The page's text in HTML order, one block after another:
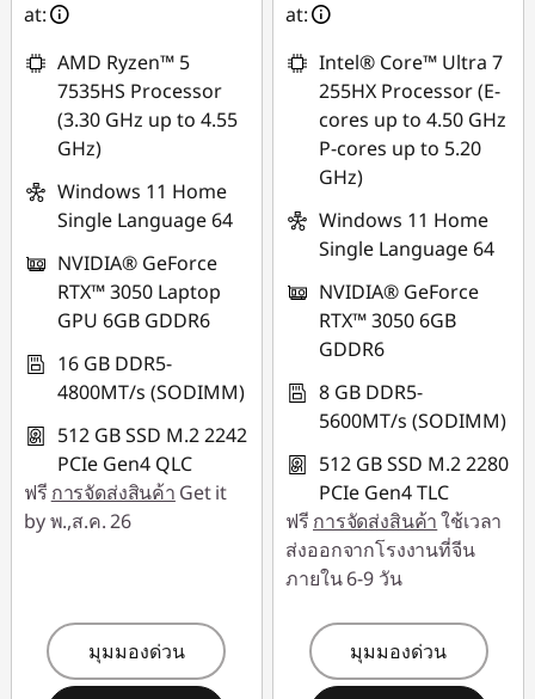
*Savings cannot be
ใช้ eCoupon :
MIDNIGHT
at:
AMD Ryzen™ 5
7535HS Processor
(3.30 GHz up to 4.55
GHz)
Windows 11 Home
Single Language 64
NVIDIA® GeForce
RTX™ 3050 Laptop
GPU 6GB GDDR6
16 GB DDR5-
4800MT/s (SODIMM)
512 GB SSD M.2 2242
PCIe Gen4 QLC
ฟรี การจัดส่งสินค้า Get it
by พ.,ส.ค. 26
มุมมองด่วน
*Savings cannot be
ใช้ eCoupon :
MIDNIGHT
at:
Intel® Core™ Ultra 7
255HX Processor (E-
cores up to 4.50 GHz
P-cores up to 5.20
GHz)
Windows 11 Home
Single Language 64
NVIDIA® GeForce
RTX™ 3050 6GB
GDDR6
8 GB DDR5-
5600MT/s (SODIMM)
512 GB SSD M.2 2280
PCIe Gen4 TLC
ฟรี การจัดส่งสินค้าใช้เวลา
ส่งออกจากโรงงานที่จีน
ภายใน 6-9 วัน
มุมมองด่วน